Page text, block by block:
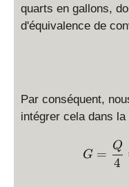
quarts en gallons,
d'équivalence de
Par conséquent,
intégrer cela dans
G =
4
Q